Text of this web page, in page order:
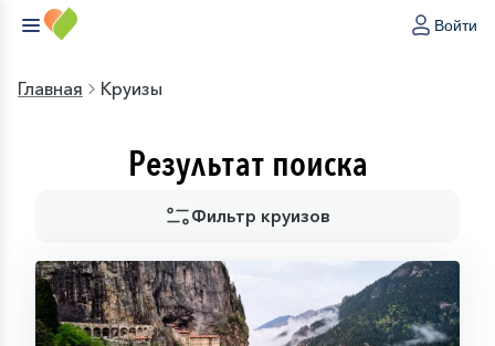
Войти
Главная Круизы
Результат поиска
Фильтр круизов